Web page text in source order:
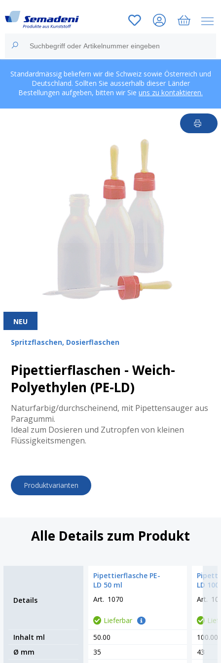
Standardmässig beliefern wir die Schweiz sowie Österreich und
Deutschland. Sollten Sie ausserhalb dieser Länder
Bestellungen aufgeben, bitten wir Sie uns zu kontaktieren.
NEU
Spritzflaschen, Dosierflaschen
Pipettierflaschen - Weich-
Polyethylen (PE-LD)
Naturfarbig/durchscheinend, mit Pipettensauger aus
Paragummi.
Ideal zum Dosieren und Zutropfen von kleinen
Flüssigkeitsmengen.
Produktvarianten
Alle Details zum Produkt
Details
Inhalt ml
Ø mm
Pipettierflasche PE-
LD 50 ml
Art. 1070
Lieferbar
50.00
35
LD
Art.
100.00
43